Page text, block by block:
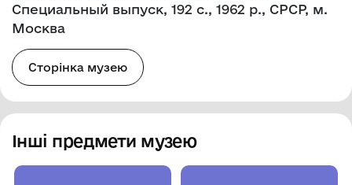
Специальный выпуск, 192 с., 1962 р., СРСР, м.
Москва
Сторінка музею
Інші предмети музею